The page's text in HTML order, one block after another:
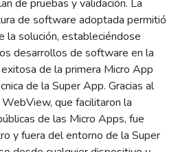
de pruebas y validación. La
de software adoptada permitió
la solución, estableciéndose
desarrollos de software en la
de la primera Micro App
de la Super App. Gracias al
que facilitaron la
de las Micro Apps, fue
y fuera del entorno de la Super